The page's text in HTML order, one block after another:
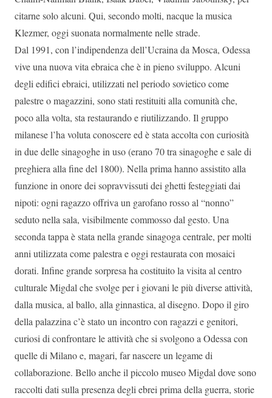
citarne solo alcuni. Qui, secondo molti, nacque la musica
Klezmer, oggi suonata normalmente nelle strade.
Dal 1991, con l’indipendenza dell’Ucraina da Mosca, Odessa
vive una nuova vita ebraica che è in pieno sviluppo. Alcuni
degli edifici ebraici, utilizzati nel periodo sovietico come
palestre o magazzini, sono stati restituiti alla comunità che,
poco alla volta, sta restaurando e riutilizzando. Il gruppo
milanese l’ha voluta conoscere ed è stata accolta con curiosità
in due delle sinagoghe in uso (erano 70 tra sinagoghe e sale di
preghiera alla fine del 1800). Nella prima hanno assistito alla
funzione in onore dei sopravvissuti dei ghetti festeggiati dai
nipoti: ogni ragazzo offriva un garofano rosso al “nonno”
seduto nella sala, visibilmente commosso dal gesto. Una
seconda tappa è stata nella grande sinagoga centrale, per molti
anni utilizzata come palestra e oggi restaurata con mosaici
dorati. Infine grande sorpresa ha costituito la visita al centro
culturale Migdal che svolge per i giovani le più diverse attività,
dalla musica, al ballo, alla ginnastica, al disegno. Dopo il giro
della palazzina c’è stato un incontro con ragazzi e genitori,
curiosi di confrontare le attività che si svolgono a Odessa con
quelle di Milano e, magari, far nascere un legame di
collaborazione. Bello anche il piccolo museo Migdal dove sono
raccolti dati sulla presenza degli ebrei prima della guerra, storie